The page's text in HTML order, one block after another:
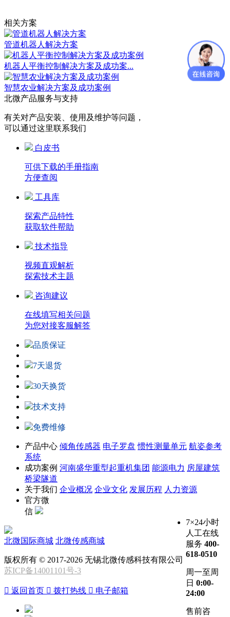
相关方案
管道机器人解决方案
机器人平衡控制解决方案及成功案...
智慧农业解决方案及成功案例
北微产品服务与支持
有关对产品安装、使用及维护等问题，
可以通过这里联系我们
白皮书
可供下载的手册指南
方便查阅
工具库
探索产品特性
获取软件帮助
技术指导
视频直观解析
探索技术主题
咨询建议
在线填写相关问题
为您对接客服解答
品质保证
7天退货
30天换货
技术支持
免费维修
产品中心 倾角传感器 电子罗盘 惯性测量单元 航姿参考
系统
成功案例 河南盛华重型起重机集团 能源电力 房屋建筑
桥梁隧道
关于我们 企业概况 企业文化 发展历程 人力资源
官方微
信
7×24小时
人工在线
服务 400-
618-0510
周一至周
日 0:00-
24:00
售前咨
北微国际商城 北微传感商城
版权所有 © 2017-2026 无锡北微传感科技有限公司
苏ICP备14001101号-3
 返回首页  拨打热线  电子邮箱